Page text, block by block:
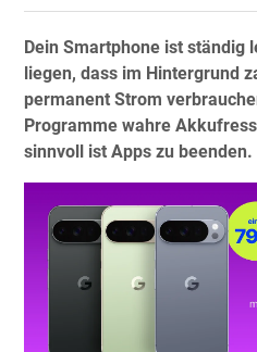
Dein Smartphone ist ständig
liegen, dass im Hintergrund
permanent Strom
Programme wahre
sinnvoll ist Apps zu beenden.